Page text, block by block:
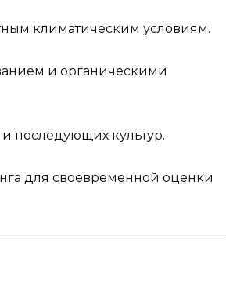
климатическим условиям.
и органическими
последующих культур.
для своевременной оценки